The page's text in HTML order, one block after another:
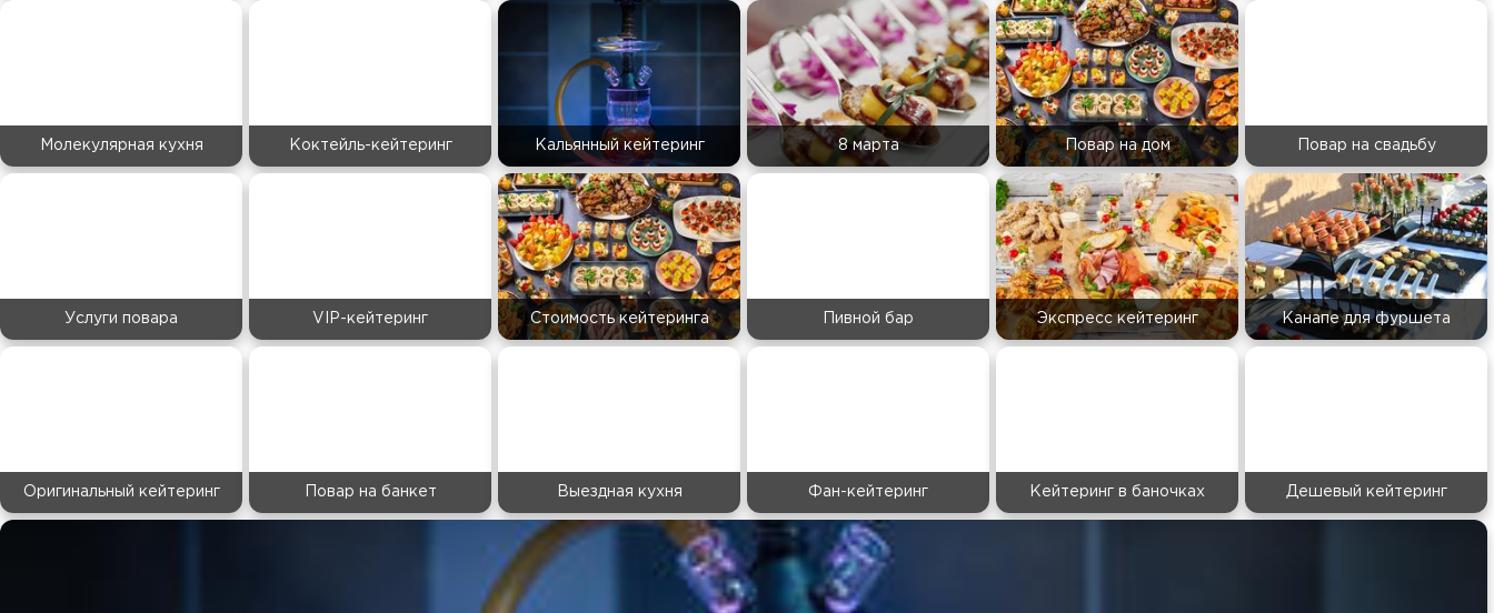
Молекулярная кухня Коктейль-кейтеринг Кальянный кейтеринг 8 марта Повар на дом Повар на свадьбу
Услуги повара VIP-кейтеринг Стоимость кейтеринга Пивной бар Экспресс кейтеринг Канапе для фуршета
Оригинальный кейтеринг Повар на банкет Выездная кухня Фан-кейтеринг Кейтеринг в баночках Дешевый кейтеринг